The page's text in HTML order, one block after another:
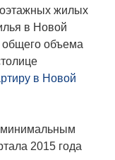
жилых
в Новой
общего объема
в Новой
минимальным
2015 года